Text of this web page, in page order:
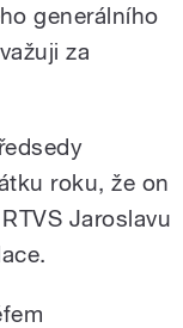
generálního
za
roku, že on
Jaroslavu